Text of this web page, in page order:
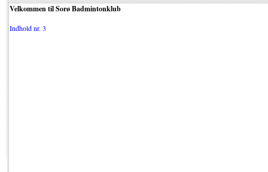
Velkommen til Sorø Badmintonklub
Indhold nr. 3